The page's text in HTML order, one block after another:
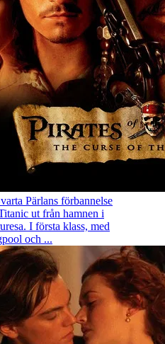
Pärlans förbannelse
ut från hamnen i
I första klass, med
och ...